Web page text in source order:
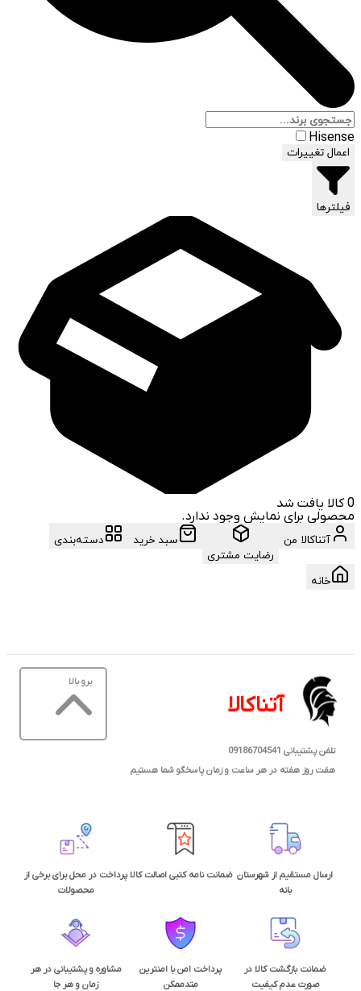
Hisense
اعمال تغییرات
فیلترها
0 کالا یافت شد
محصولی برای نمایش وجود ندارد.
آتناکالا من
رضایت مشتری
سبد خرید دسته‌بندی
خانه
آتناکالا
برو بالا
تلفن پشتیبانی 09186704541
هفت روز هفته در هر ساعت و زمان پاسخگو شما هستیم
ارسال مستقیم از شهرستان
بانه
ضمانت نامه کتبی اصالت کالاپرداخت در محل برای برخی از
محصولات
ضمانت بازگشت کالا در
صورت عدم کیفیت
پرداخت امن با امنترین
متدممکن
مشاوره و پشتیبانی در هر
زمان و هر جا